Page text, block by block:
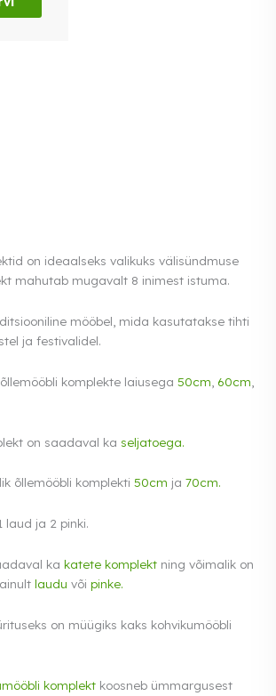
on ideaalseks valikuks välisündmuse
mahutab mugavalt 8 inimest istuma.
mööbel, mida kasutatakse tihti
ja festivalidel.
komplekte laiusega 50cm 60cm
on saadaval ka seljatoega.
õllemööbli komplekti 50cm ja 70cm.
laud ja 2 pinki.
ka katete komplekt ning võimalik on
laudu või pinke.
on müügiks kaks kohvikumööbli
komplekt koosneb ümmargusest